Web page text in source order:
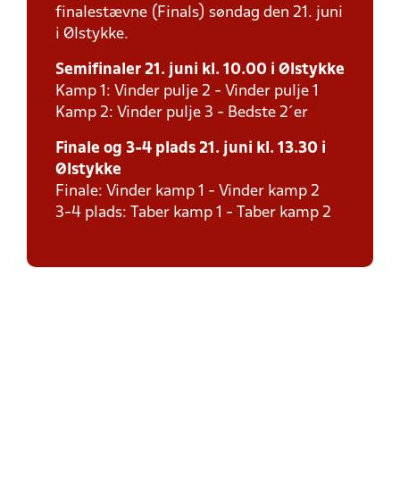
finalestævne (Finals) søndag den 21. juni
i Ølstykke.
Semifinaler 21. juni kl. 10.00 i Ølstykke
Kamp 1: Vinder pulje 2 - Vinder pulje 1
Kamp 2: Vinder pulje 3 - Bedste 2´er
Finale og 3-4 plads 21. juni kl. 13.30 i
Ølstykke
Finale: Vinder kamp 1 - Vinder kamp 2
3-4 plads: Taber kamp 1 - Taber kamp 2